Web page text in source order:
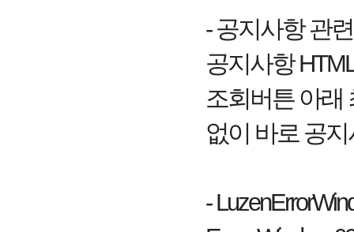
- 공지사항 관
공지사항
조회버튼 아래
없이 바로 공
-